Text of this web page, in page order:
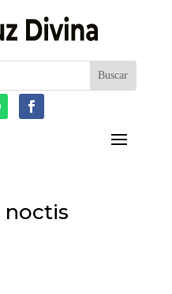
noctis